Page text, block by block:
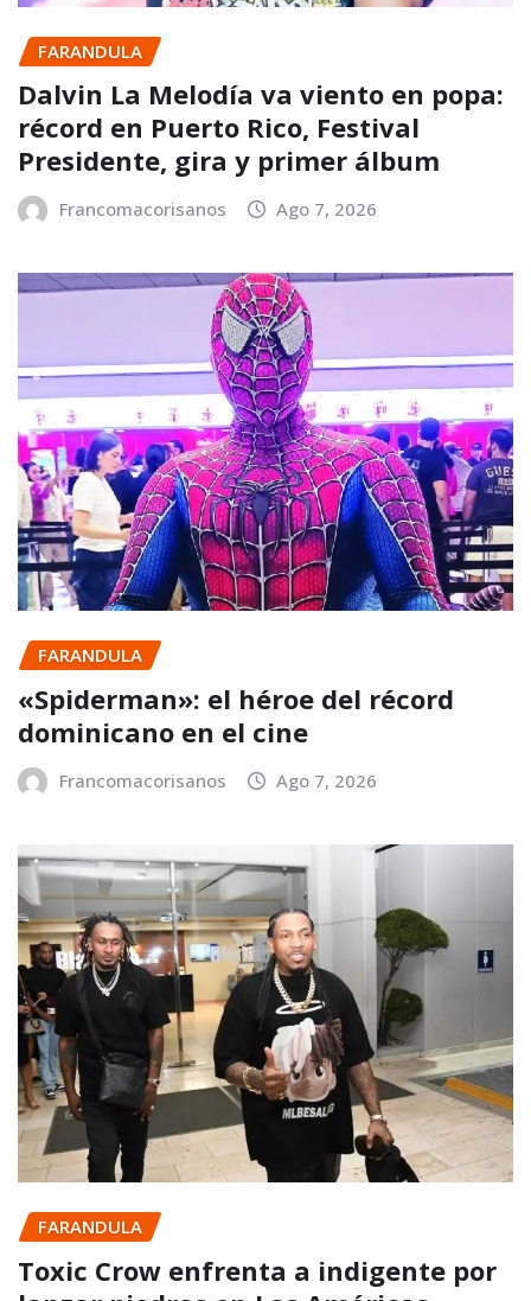
FARANDULA
Dalvin La Melodía va viento en popa:
récord en Puerto Rico, Festival
Presidente, gira y primer álbum
Francomacorisanos Ago 7, 2026
FARANDULA
«Spiderman»: el héroe del récord
dominicano en el cine
Francomacorisanos Ago 7, 2026
FARANDULA
Toxic Crow enfrenta a indigente por